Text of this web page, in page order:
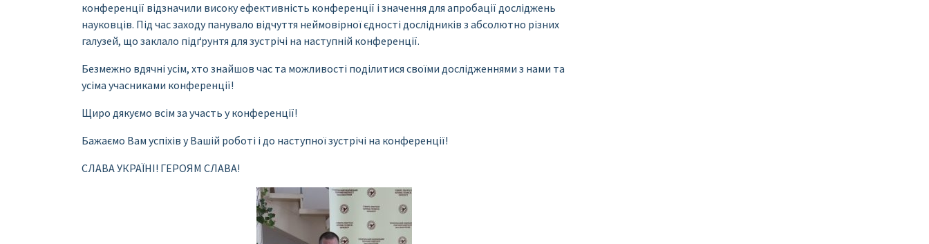
конференції відзначили високу ефективність конференції і значення для апробації досліджень
науковців. Під час заходу панувало відчуття неймовірної єдності дослідників з абсолютно різних
галузей, що заклало підґрунтя для зустрічі на наступній конференції.
Безмежно вдячні усім, хто знайшов час та можливості поділитися своїми дослідженнями з нами та
усіма учасниками конференції!
Щиро дякуємо всім за участь у конференції!
Бажаємо Вам успіхів у Вашій роботі і до наступної зустрічі на конференції!
СЛАВА УКРАЇНІ! ГЕРОЯМ СЛАВА!